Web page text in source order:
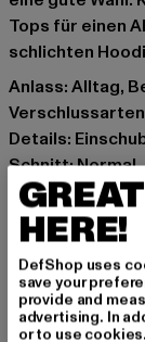
Tops für einen
schlichten
Anlass: Alltag,
Details:
Schnitt: Normal
Marke: Sergio
Kat.: Hosen
Farbe: schwarz
Hersteller
Art.Nr:
HERE!
DefShop uses
save your
provide and
advertising. In
or to use